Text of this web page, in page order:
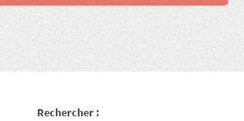
Rechercher :